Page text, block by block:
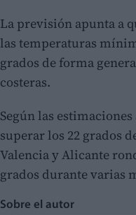
La previsión apunta a
las temperaturas
grados de forma
costeras.
Según las
superar los 22 grados
Valencia y Alicante
grados durante varias
Sobre el autor